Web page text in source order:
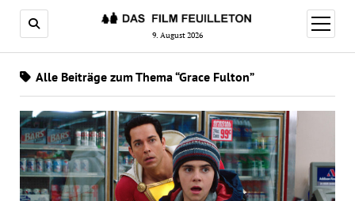
9. August 2026
Menü
öffnen
Alle Beiträge zum Thema “Grace Fulton”